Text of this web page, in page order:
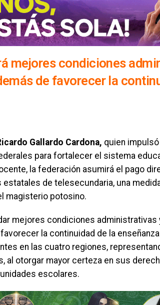
mejores condiciones
de favorecer la
Gallardo Cardona, quien
para fortalecer el sistema
la federación asumirá el pago
de telesecundaria, una
magisterio potosino.
mejores condiciones administrativas
la continuidad de la
en las cuatro regiones,
al otorgar mayor certeza en sus
escolares.